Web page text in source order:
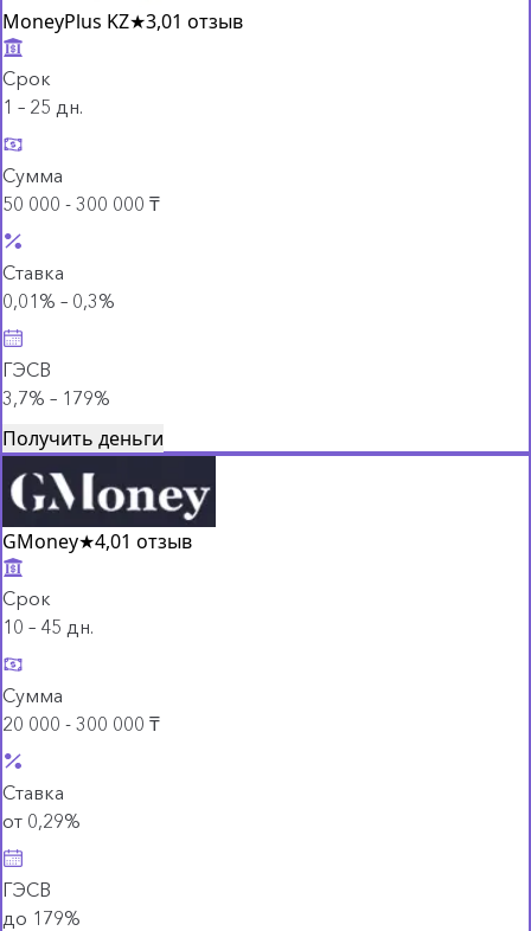
MoneyPlus KZ★3,01 отзыв
Срок
1 – 25 дн.
Сумма
50 000 - 300 000 ₸
Ставка
0,01% – 0,3%
ГЭСВ
3,7% – 179%
Получить деньги
GMoney★4,01 отзыв
Срок
10 – 45 дн.
Сумма
20 000 - 300 000 ₸
Ставка
от 0,29%
ГЭСВ
до 179%